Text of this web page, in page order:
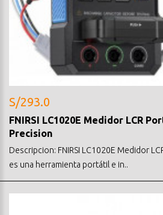
S/293.0
FNIRSI LC1020E Medidor LCR
Precision
Descripcion: FNIRSI LC1020E Medidor
es una herramienta portátil e in..